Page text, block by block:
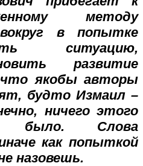
методу
в попытке
ситуацию,
развитие
якобы авторы
будто Измаил –
ничего этого
Слова
как попыткой
назовешь.